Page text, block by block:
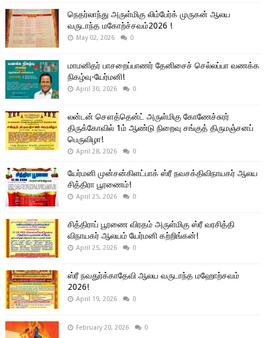
நெதர்லாந்து அருள்மிகு லிம்பேர்க் முருகன் ஆலய
வருடாந்த மகோற்ச்சவம்2026 !
May 02, 2026 0
மாமனிதர் பாசறைப்பாணர் தேனிசைச் செல்லப்பா வணக்க
நிகழ்வு-யேர்மனி!
April 30, 2026 0
லன்டன் சௌத்தென்ட் அருள்மிகு கோணேச்சுரர்
திருக்கோவில் 1ம் ஆண்டு நிறைவு சங்குத் திருமஞ்சனப்
பெருவிழா!
April 28, 2026 0
யேர்மனி முன்சன்கிளட்பாக் ஸ்ரீ நவசக்திவிநாயகர் ஆலய
சித்திரா பூரணைம்!
April 25, 2026 0
சித்திராப் பூரணை விரதம் அருள்மிகு ஸ்ரீ வரசித்தி
விநாயகர் ஆலயம் யேர்மனி கற்றிங்கன்!
April 25, 2026 0
ஸ்ரீ நவதுர்க்காதேவி ஆலய வருடாந்த மஹோற்சவம்
2026!
April 19, 2026 0
February 20, 2026 0